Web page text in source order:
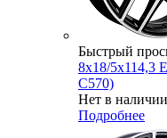
Быстрый
8x18/5x114,3
C570)
Нет в наличии
Подробнее